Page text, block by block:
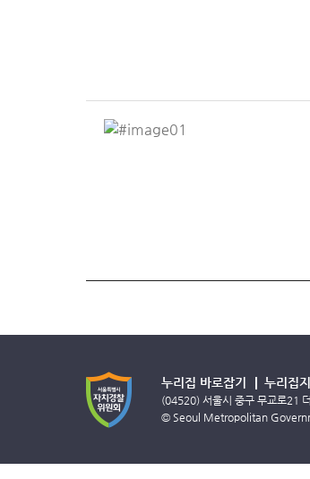
누리집 바로잡기 누리집
(04520) 서울시 중구 무교로21
© Seoul Metropolitan